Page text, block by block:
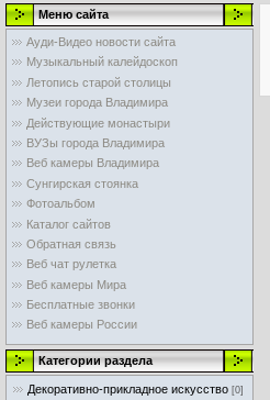
Меню сайта
Ауди-Видео новости сайта
Музыкальный калейдоскоп
Летопись старой столицы
Музеи города Владимира
Действующие монастыри
ВУЗы города Владимира
Веб камеры Владимира
Сунгирская стоянка
Фотоальбом
Каталог сайтов
Обратная связь
Веб чат рулетка
Веб камеры Мира
Бесплатные звонки
Веб камеры России
Категории раздела
Декоративно-прикладное искусство [0]